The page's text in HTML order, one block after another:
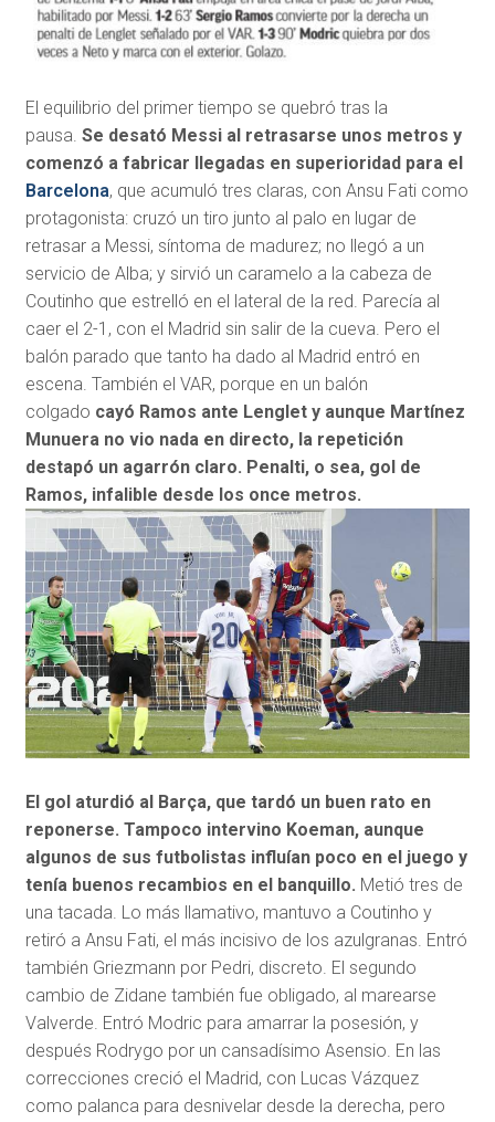
El equilibrio del primer tiempo se quebró tras la
pausa. Se desató Messi al retrasarse unos metros y
comenzó a fabricar llegadas en superioridad para el
Barcelona, que acumuló tres claras, con Ansu Fati como
protagonista: cruzó un tiro junto al palo en lugar de
retrasar a Messi, síntoma de madurez; no llegó a un
servicio de Alba; y sirvió un caramelo a la cabeza de
Coutinho que estrelló en el lateral de la red. Parecía al
caer el 2-1, con el Madrid sin salir de la cueva. Pero el
balón parado que tanto ha dado al Madrid entró en
escena. También el VAR, porque en un balón
colgado cayó Ramos ante Lenglet y aunque Martínez
Munuera no vio nada en directo, la repetición
destapó un agarrón claro. Penalti, o sea, gol de
Ramos, infalible desde los once metros.
El gol aturdió al Barça, que tardó un buen rato en
reponerse. Tampoco intervino Koeman, aunque
algunos de sus futbolistas influían poco en el juego y
tenía buenos recambios en el banquillo. Metió tres de
una tacada. Lo más llamativo, mantuvo a Coutinho y
retiró a Ansu Fati, el más incisivo de los azulgranas. Entró
también Griezmann por Pedri, discreto. El segundo
cambio de Zidane también fue obligado, al marearse
Valverde. Entró Modric para amarrar la posesión, y
después Rodrygo por un cansadísimo Asensio. En las
correcciones creció el Madrid, con Lucas Vázquez
como palanca para desnivelar desde la derecha, pero